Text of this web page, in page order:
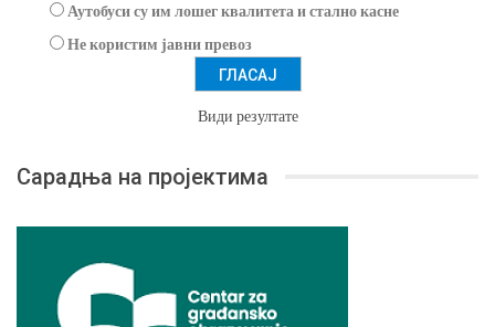
Аутобуси су им лошег квалитета и стално касне
Не користим јавни превоз
Види резултате
Сарадња на пројектима